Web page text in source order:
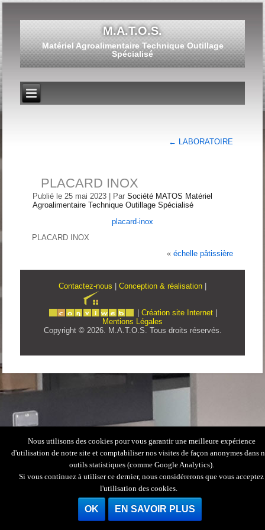
M.A.T.O.S.
Matériel Agroalimentaire Technique Outillage
Spécialisé
← LABORATOIRE
PLACARD INOX
Publié le 25 mai 2023 Par Société MATOS Matériel
Agroalimentaire Technique Outillage Spécialisé
placard-inox
PLACARD INOX
« échelle pâtissière
Contactez-nous Conception & réalisation
Création site Internet
Mentions Légales
Copyright © 2026. M.A.T.O.S. Tous droits réservés.
Nous utilisons des cookies pour vous garantir une meilleure expérience
d'utilisation de notre site et comptabiliser nos visites de façon anonymes dans
outils statistiques (comme Google Analytics).
Si vous continuez à utiliser ce dernier, nous considérerons que vous acceptez
l'utilisation des cookies.
OK EN SAVOIR PLUS